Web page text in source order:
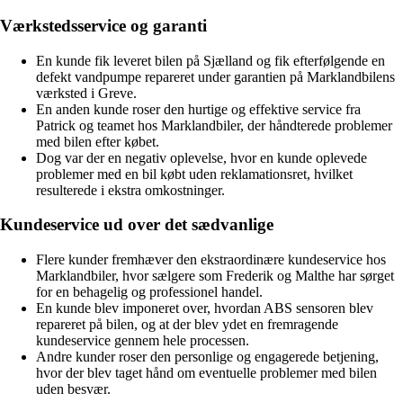
Værkstedsservice og garanti
En kunde fik leveret bilen på Sjælland og fik efterfølgende en
defekt vandpumpe repareret under garantien på Marklandbilens
værksted i Greve.
En anden kunde roser den hurtige og effektive service fra
Patrick og teamet hos Marklandbiler, der håndterede problemer
med bilen efter købet.
Dog var der en negativ oplevelse, hvor en kunde oplevede
problemer med en bil købt uden reklamationsret, hvilket
resulterede i ekstra omkostninger.
Kundeservice ud over det sædvanlige
Flere kunder fremhæver den ekstraordinære kundeservice hos
Marklandbiler, hvor sælgere som Frederik og Malthe har sørget
for en behagelig og professionel handel.
En kunde blev imponeret over, hvordan ABS sensoren blev
repareret på bilen, og at der blev ydet en fremragende
kundeservice gennem hele processen.
Andre kunder roser den personlige og engagerede betjening,
hvor der blev taget hånd om eventuelle problemer med bilen
uden besvær.